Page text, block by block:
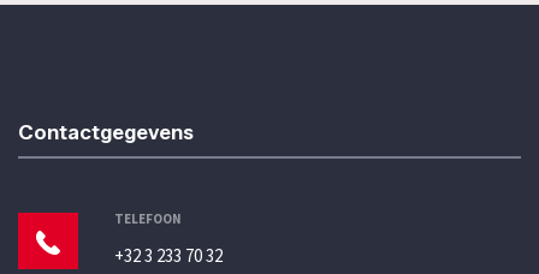
Contactgegevens
TELEFOON
+32 3 233 70 32